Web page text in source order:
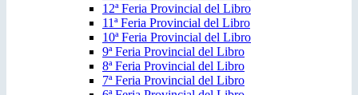
12ª Feria Provincial del Libro
11ª Feria Provincial del Libro
10ª Feria Provincial del Libro
9ª Feria Provincial del Libro
8ª Feria Provincial del Libro
7ª Feria Provincial del Libro